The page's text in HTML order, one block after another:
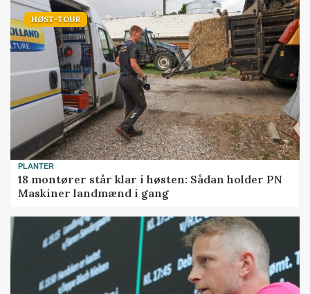
HØST-TOUR
PLANTER
18 montører står klar i høsten: Sådan holder PN
Maskiner landmænd i gang